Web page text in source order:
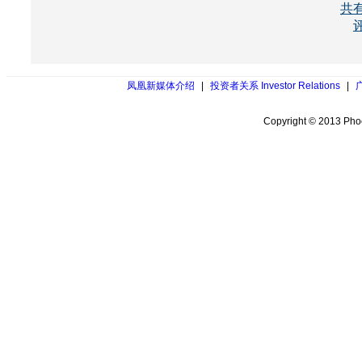
共
凤凰新媒体介绍 | 投资者关系 Investor Relations |
Copyright © 2013